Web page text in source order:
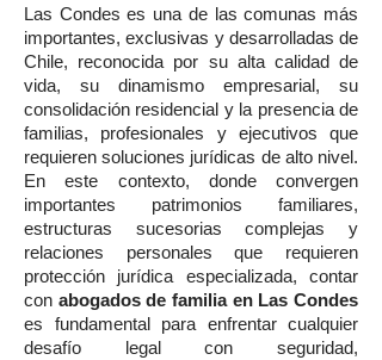
Las Condes es una de las comunas más
importantes, exclusivas y desarrolladas de
Chile, reconocida por su alta calidad de
vida, su dinamismo empresarial, su
consolidación residencial y la presencia de
familias, profesionales y ejecutivos que
requieren soluciones jurídicas de alto nivel.
En este contexto, donde convergen
importantes patrimonios familiares,
estructuras sucesorias complejas y
relaciones personales que requieren
protección jurídica especializada, contar
con abogados de familia en Las Condes
es fundamental para enfrentar cualquier
desafío legal con seguridad,